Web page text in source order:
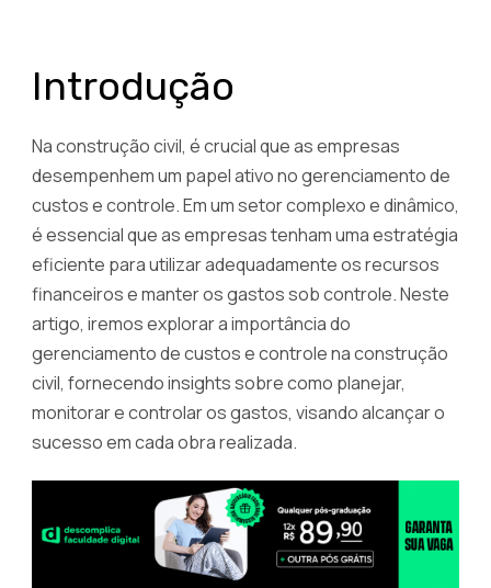
Introdução
Na construção civil, é crucial que as empresas
desempenhem um papel ativo no gerenciamento de
custos e controle. Em um setor complexo e dinâmico,
é essencial que as empresas tenham uma estratégia
eficiente para utilizar adequadamente os recursos
financeiros e manter os gastos sob controle. Neste
artigo, iremos explorar a importância do
gerenciamento de custos e controle na construção
civil, fornecendo insights sobre como planejar,
monitorar e controlar os gastos, visando alcançar o
sucesso em cada obra realizada.